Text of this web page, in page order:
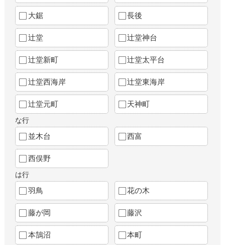
大鋸 長後
辻堂 辻堂神台
辻堂新町 辻堂太平台
辻堂西海岸 辻堂東海岸
辻堂元町 天神町
な行
並木台 西富
西俣野
は行
羽鳥 花の木
藤が岡 藤沢
本鵠沼 本町